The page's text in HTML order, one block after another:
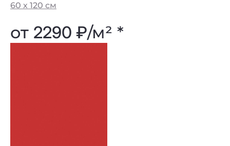
60 х 120 см
от 2290 ₽/м² *